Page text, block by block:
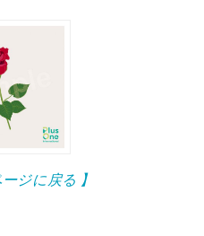
ージに戻る 】